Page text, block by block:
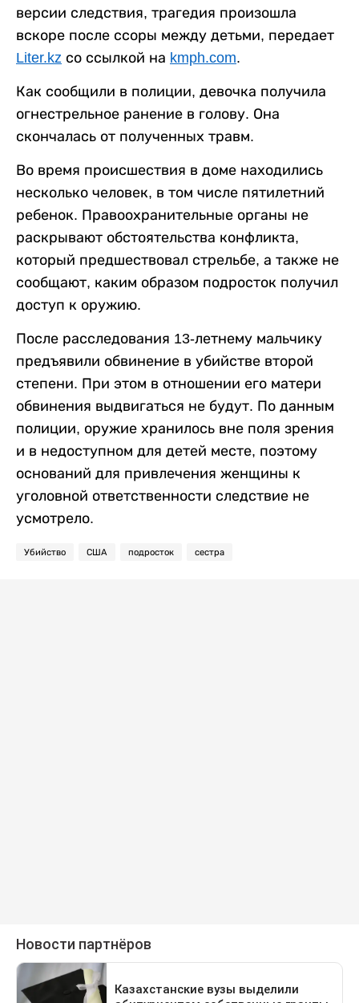
версии следствия, трагедия произошла
вскоре после ссоры между детьми, передает
Liter.kz со ссылкой на kmph.com.
Как сообщили в полиции, девочка получила
огнестрельное ранение в голову. Она
скончалась от полученных травм.
Во время происшествия в доме находились
несколько человек, в том числе пятилетний
ребенок. Правоохранительные органы не
раскрывают обстоятельства конфликта,
который предшествовал стрельбе, а также не
сообщают, каким образом подросток получил
доступ к оружию.
После расследования 13-летнему мальчику
предъявили обвинение в убийстве второй
степени. При этом в отношении его матери
обвинения выдвигаться не будут. По данным
полиции, оружие хранилось вне поля зрения
и в недоступном для детей месте, поэтому
оснований для привлечения женщины к
уголовной ответственности следствие не
усмотрело.
Убийство США подросток сестра